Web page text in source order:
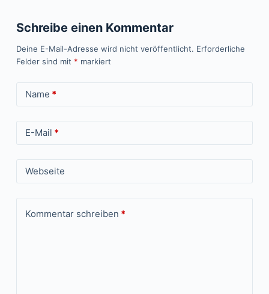
Schreibe einen Kommentar
Deine E-Mail-Adresse wird nicht veröffentlicht. Erforderliche
Felder sind mit * markiert
Name *
E-Mail *
Webseite
Kommentar schreiben *